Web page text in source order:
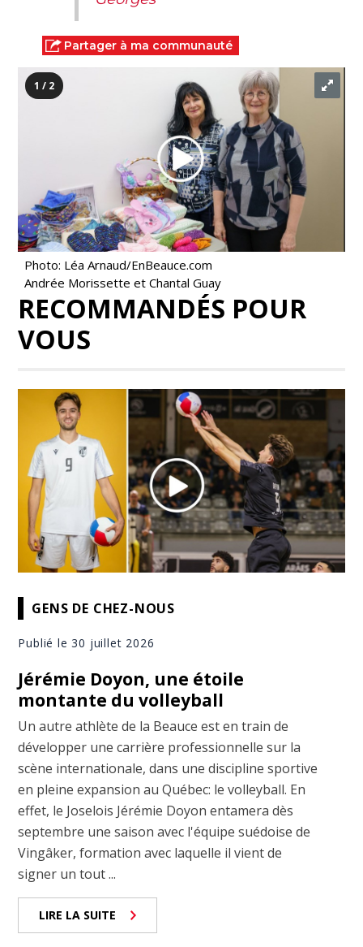
Partager à ma communauté
1 / 2
Photo: Léa Arnaud/EnBeauce.com
Andrée Morissette et Chantal Guay
RECOMMANDÉS POUR
VOUS
GENS DE CHEZ-NOUS
Publié le 30 juillet 2026
Jérémie Doyon, une étoile
montante du volleyball
Un autre athlète de la Beauce est en train de
développer une carrière professionnelle sur la
scène internationale, dans une discipline sportive
en pleine expansion au Québec: le volleyball. En
effet, le Joselois Jérémie Doyon entamera dès
septembre une saison avec l'équipe suédoise de
Vingâker, formation avec laquelle il vient de
signer un tout ...
LIRE LA SUITE